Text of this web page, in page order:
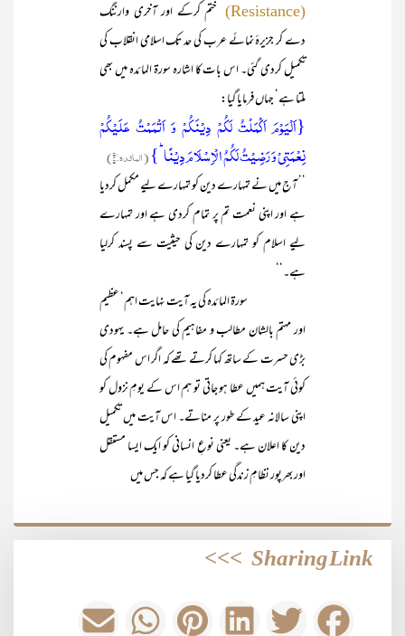
(Resistance)
ختم کرکے اور آخری وارننگ
دے کر جزیرۂ نمائے عرب کی حد تک اسلامی انقلاب کی
تکمیل کردی گئی۔ اس بات کا اشارہ سورۃ المائدہ میں بھی
ملتا ہے‘ جہاں فرمایا گیا:
{اَلۡیَوۡمَ اَکۡمَلۡتُ لَکُمۡ دِیۡنَکُمۡ وَ اَتۡمَمۡتُ عَلَیۡکُمۡ
نِعۡمَتِیۡ وَ رَضِیۡتُ لَکُمُ الۡاِسۡلَامَ دِیۡنًا ؕ}(المائدہ:۳)
’’ آج میں نے تمہارے دین کو تمہارے لیے مکمل کردیا
ہے اور اپنی نعمت تم پر تمام کردی ہے اور تمہارے
لیے اسلام کو تمہارے دین کی حیثیت سے پسند کرلیا
ہے۔‘‘
سورۃ المائدہ کی یہ آیت نہایت اہم‘ عظیم
اور مہتم بالشان مطالب و مفاہیم کی حامل ہے۔ یہودی
بڑی حسرت کے ساتھ کہا کرتے تھے کہ اگر اس مفہوم کی
کوئی آیت ہمیں عطا ہو جاتی تو ہم اس کے یومِ نزول کو
اپنی سالانہ عید کے طور پر مناتے۔ اس آیت میں تکمیل
دین کا اعلان ہے۔ یعنی نوعِ انسانی کو ایک ایسا مستقل
اور بھرپور نظامِ زندگی عطا کردیا گیا ہے کہ جس میں
Sharing Link
>>>